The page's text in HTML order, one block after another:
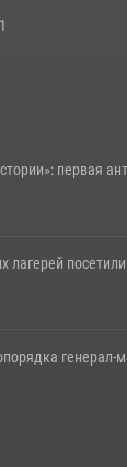
первая
лагерей